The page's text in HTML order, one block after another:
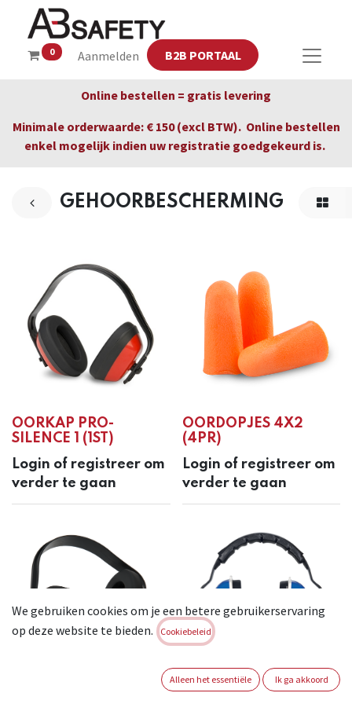
0 Aanmelden B2B PORTAAL
Online bestellen = gratis levering
Minimale orderwaarde: € 150 (excl BTW). Online bestellen
enkel mogelijk indien uw registratie goedgekeurd is.
GEHOORBESCHERMING
OORKAP PRO-
SILENCE 1 (1ST)
Login of registreer om
verder te gaan
OORDOPJES 4X2
(4PR)
Login of registreer om
verder te gaan
OORKAP SILVER 27
We gebruiken cookies om je een betere gebruikerservaring
op deze website te bieden.
Cookiebeleid
Alleen het essentiële Ik ga akkoord